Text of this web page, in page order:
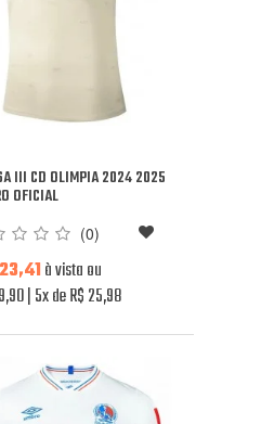
III CD OLIMPIA 2024 2025
OFICIAL
(0)
à vista ou
5x de R$ 25,98